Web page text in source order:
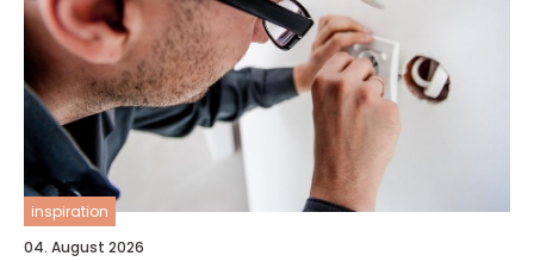
inspiration
04. August 2026